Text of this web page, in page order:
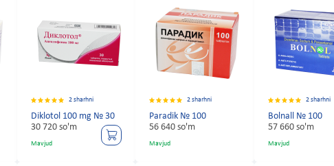
2 sharhni
Diklotol 100 mg № 30
30 720 so'm
Mavjud
2 sharhni
Paradik № 100
56 640 so'm
Mavjud
2 sharhni
Bolnall № 100
57 660 so'm
Mavjud